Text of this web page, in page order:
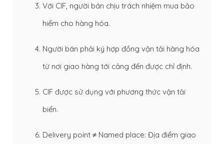
Với CIF, người bán chịu trách nhiệm mua bảo
hiểm cho hàng hóa.
Người bán phải ký hợp đồng vận tải hàng hóa
từ nơi giao hàng tới cảng đến được chỉ định.
CIF được sử dụng với phương thức vận tải
biển.
Delivery point ≠ Named place: Địa điểm giao